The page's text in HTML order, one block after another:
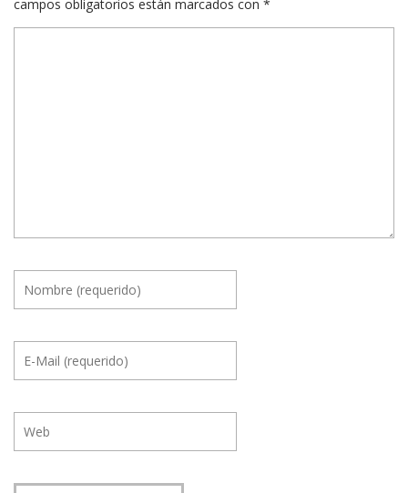
campos obligatorios están marcados con *